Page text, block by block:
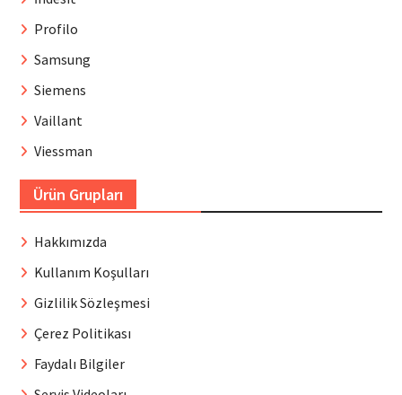
Profilo
Samsung
Siemens
Vaillant
Viessman
Ürün Grupları
Hakkımızda
Kullanım Koşulları
Gizlilik Sözleşmesi
Çerez Politikası
Faydalı Bilgiler